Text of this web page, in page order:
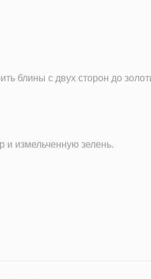
блины с двух сторон до
и измельченную зелень.